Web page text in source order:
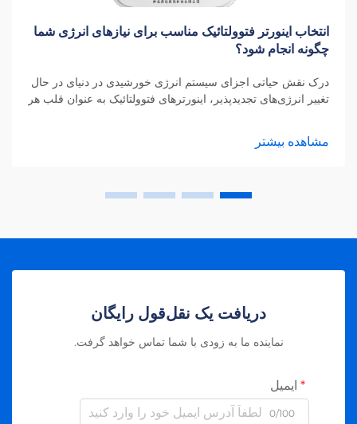
انتخاب اینورتر فتوولتائیک مناسب برای نیازهای انرژی شما
چگونه انجام شود؟
درک نقش حیاتی اجزای سیستم انرژی خورشیدی در دنیای در حال
تغییر انرژی‌های تجدیدپذیر، اینورترهای فتوولتائیک به عنوان قلب هر
مشاهده بیشتر
دریافت یک نقل‌قول رایگان
نماینده ما به زودی با شما تماس خواهد گرفت.
ایمیل
0/100